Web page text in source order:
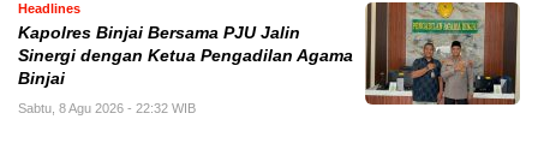
Headlines
Kapolres Binjai Bersama PJU Jalin
Sinergi dengan Ketua Pengadilan Agama
Binjai
Sabtu, 8 Agu 2026 - 22:32 WIB